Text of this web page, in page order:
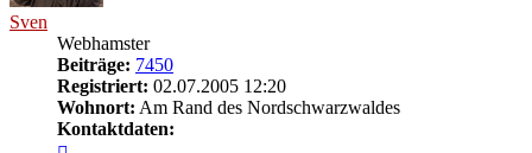
Sven
Webhamster
Beiträge: 7450
Registriert: 02.07.2005 12:20
Wohnort: Am Rand des Nordschwarzwaldes
Kontaktdaten: